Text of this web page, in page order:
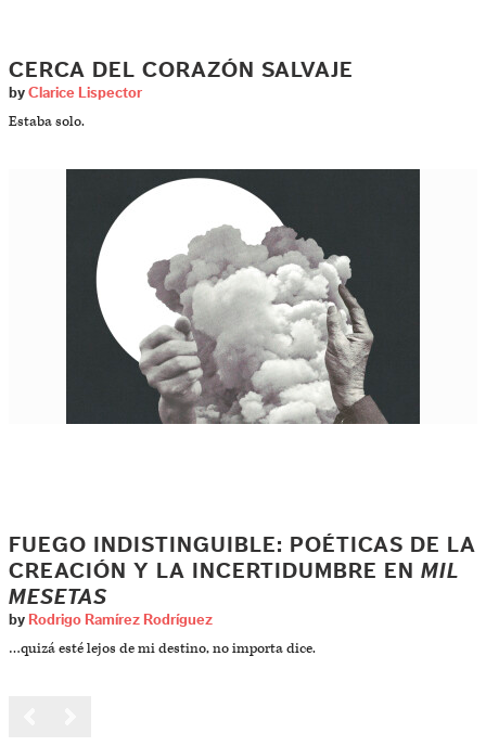
CERCA DEL CORAZÓN SALVAJE
by Clarice Lispector
Estaba solo.
FUEGO INDISTINGUIBLE: POÉTICAS DE LA
CREACIÓN Y LA INCERTIDUMBRE EN MIL
MESETAS
by Rodrigo Ramírez Rodríguez
…quizá esté lejos de mi destino, no importa dice.